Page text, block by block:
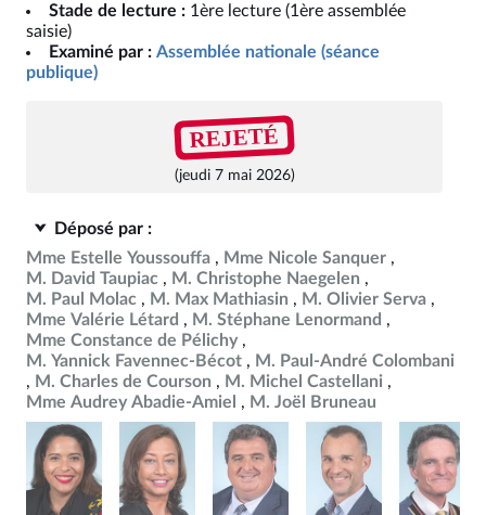
Stade de lecture : 1ère lecture (1ère assemblée
saisie)
Examiné par : Assemblée nationale (séance
publique)
REJETÉ
(jeudi 7 mai 2026)
Déposé par :
Mme Estelle Youssouffa
Mme Nicole Sanquer
M. David Taupiac
M. Christophe Naegelen
M. Paul Molac
M. Max Mathiasin
M. Olivier Serva
Mme Valérie Létard
M. Stéphane Lenormand
Mme Constance de Pélichy
M. Yannick Favennec-Bécot
M. Paul-André Colombani
M. Charles de Courson
M. Michel Castellani
Mme Audrey Abadie-Amiel
M. Joël Bruneau